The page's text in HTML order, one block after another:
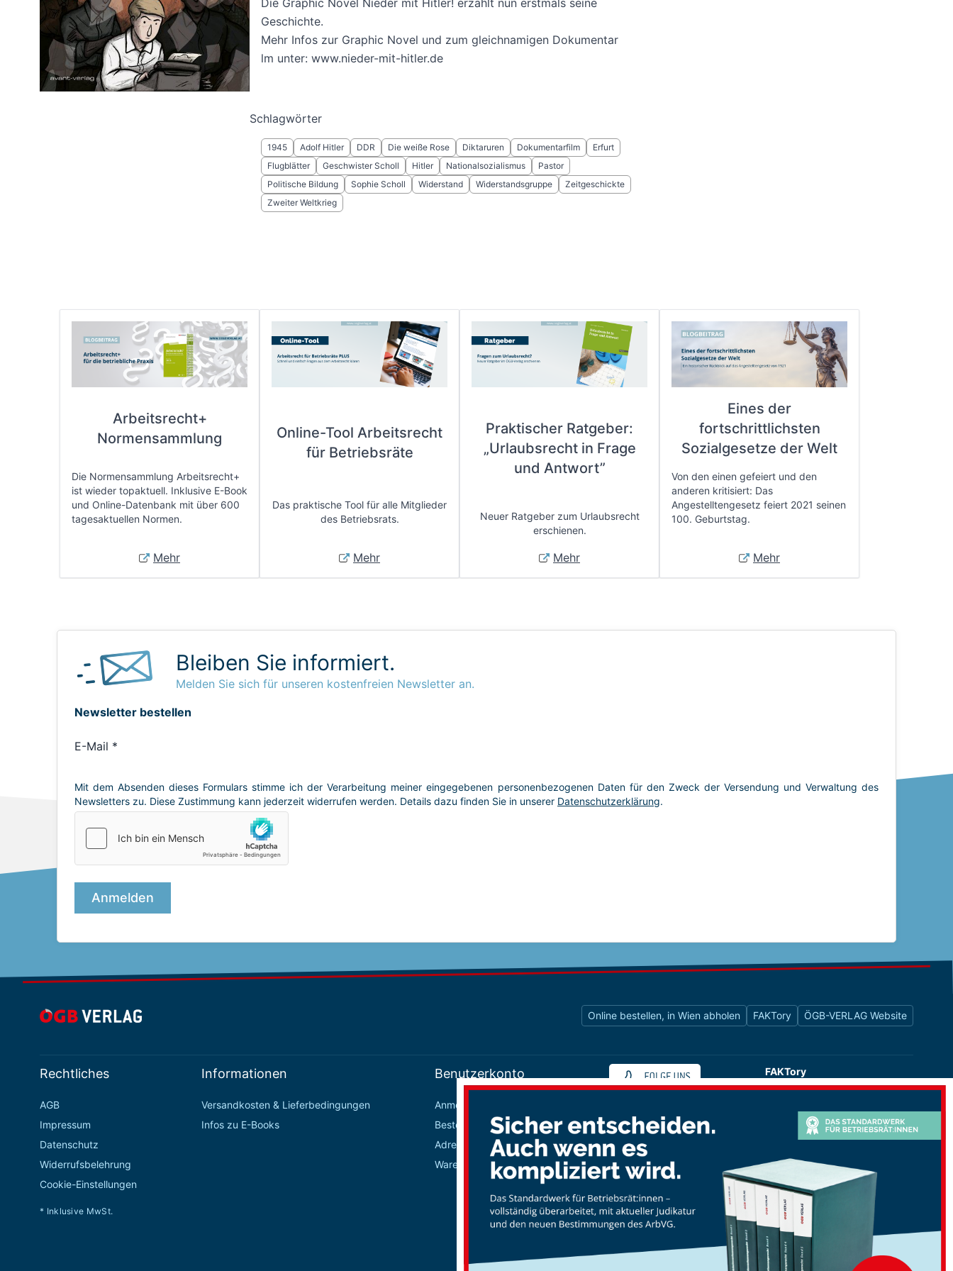
Die Graphic Novel Nieder mit Hitler! erzählt nun erstmals seine
Geschichte.
Mehr Infos zur Graphic Novel und zum gleichnamigen Dokumentar
lm unter: www.nieder-mit-hitler.de
Schlagwörter
1945 Adolf Hitler DDR Die weiße Rose Diktaruren Dokumentarfilm
Erfurt
Flugblätter
Geschwister Scholl Hitler Nationalsozialismus
Pastor
Politische Bildung
Sophie Scholl Widerstand Widerstandsgruppe
Zeitgeschickte
Zweiter Weltkrieg
Arbeitsrecht+
Normensammlung
Die Normensammlung Arbeitsrecht+
ist wieder topaktuell. Inklusive E-Book
und Online-Datenbank mit über 600
tagesaktuellen Normen.
Mehr
Online-Tool Arbeitsrecht
für Betriebsräte
Das praktische Tool für alle Mitglieder
des Betriebsrats.
Mehr
Praktischer Ratgeber:
„Urlaubsrecht in Frage
und Antwort”
Neuer Ratgeber zum Urlaubsrecht
erschienen.
Mehr
Eines der
fortschrittlichsten
Sozialgesetze der Welt
Von den einen gefeiert und den
anderen kritisiert: Das
Angestelltengesetz feiert 2021 seinen
100. Geburtstag.
Mehr
Bleiben Sie informiert.
Melden Sie sich für unseren kostenfreien Newsletter an.
Online bestellen, in Wien abholen FAKTory ÖGB-VERLAG Website
Rechtliches
AGB
Impressum
Datenschutz
Widerrufsbelehrung
Cookie-Einstellungen
* Inklusive MwSt.
Informationen
Versandkosten & Lieferbedingungen
Infos zu E-Books
Benutzerkonto
Anmelden / Registrieren
Bestellungen
Adressbuch
Warenkorb
FAKTory
Buchhandlung des ÖGB-Verlags
1010 Wien
Tel: 01 / 405 49 98 / 99132
Fax: 01 / 405 49 98 / 99136
Öffnungszeiten:
Montag bis Freitag
9:00 - 18:00 Uhr
durchgehend